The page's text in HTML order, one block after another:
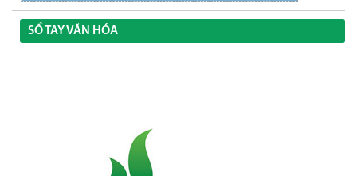
SỔ TAY VĂN HÓA